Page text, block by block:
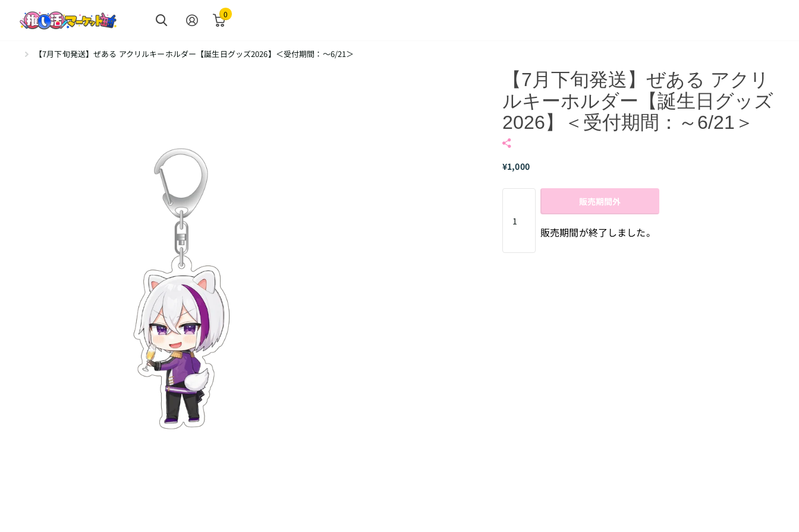
0
【7月下旬発送】ぜある アクリルキーホルダー【誕生日グッズ2026】＜受付期間：～6/21＞
【7月下旬発送】ぜある アクリ
ルキーホルダー【誕生日グッズ
2026】＜受付期間：～6/21＞
¥1,000
販売期間外
販売期間が終了しました。